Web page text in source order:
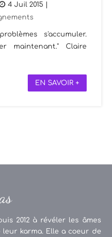
4 Juil 2015 |
s'accumuler.
maintenant." Claire
EN SAVOIR +
2012 à révéler les âmes
karma. Elle a coeur de